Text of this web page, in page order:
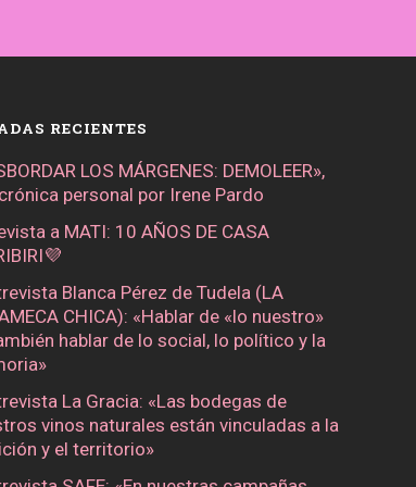
RECIENTES
LOS MÁRGENES: DEMOLEER»,
personal por Irene Pardo
a MATI: 10 AÑOS DE CASA
Blanca Pérez de Tudela (LA
CHICA): «Hablar de «lo nuestro»
hablar de lo social, lo político y la
La Gracia: «Las bodegas de
vinos naturales están vinculadas a la
y el territorio»